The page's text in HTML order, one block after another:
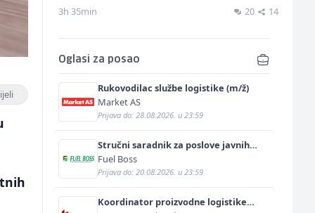
3h 35min 20 14
Oglasi za posao
Rukovodilac službe logistike (m/ž)
Market AS
Prijava do: 28.08.2026. u 23:59
Stručni saradnik za poslove javnih
nabavki (m/ž)
Fuel Boss
Prijava do: 20.08.2026. u 23:59
Koordinator proizvodne logistike